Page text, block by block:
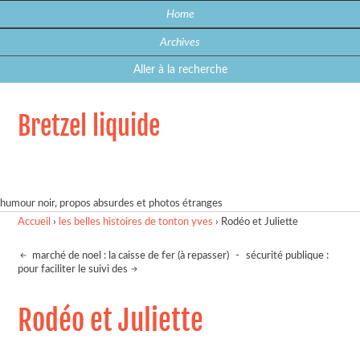
Home
Archives
Aller à la recherche
Bretzel liquide
humour noir, propos absurdes et photos étranges
Accueil › les belles histoires de tonton yves › Rodéo et Juliette
marché de noel : la caisse de fer (à repasser) -
sécurité publique :
pour faciliter le suivi des
Rodéo et Juliette